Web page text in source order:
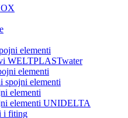
elementi
WELTPLASTwater
elementi
spojni elementi
elementi
elementi UNIDELTA
i fiting